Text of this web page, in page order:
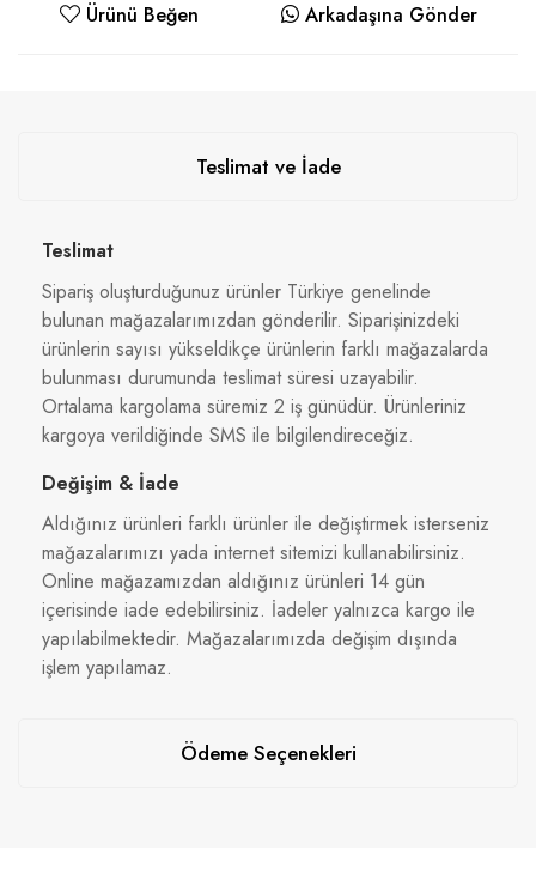
Ürünü Beğen Arkadaşına Gönder
Teslimat ve İade
Teslimat
Sipariş oluşturduğunuz ürünler Türkiye genelinde
bulunan mağazalarımızdan gönderilir. Siparişinizdeki
ürünlerin sayısı yükseldikçe ürünlerin farklı mağazalarda
bulunması durumunda teslimat süresi uzayabilir.
Ortalama kargolama süremiz 2 iş günüdür. Ürünleriniz
kargoya verildiğinde SMS ile bilgilendireceğiz.
Değişim & İade
Aldığınız ürünleri farklı ürünler ile değiştirmek isterseniz
mağazalarımızı yada internet sitemizi kullanabilirsiniz.
Online mağazamızdan aldığınız ürünleri 14 gün
içerisinde iade edebilirsiniz. İadeler yalnızca kargo ile
yapılabilmektedir. Mağazalarımızda değişim dışında
işlem yapılamaz.
Ödeme Seçenekleri